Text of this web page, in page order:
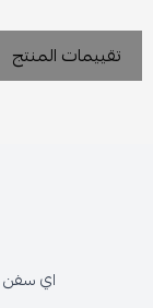
تقييمات المنتج
اي سفن